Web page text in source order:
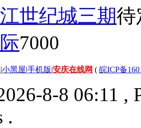
世纪城三期待
7000
|小黑屋|手机版|安庆在线网 ( 皖ICP备
8-8 06:11 ,
.